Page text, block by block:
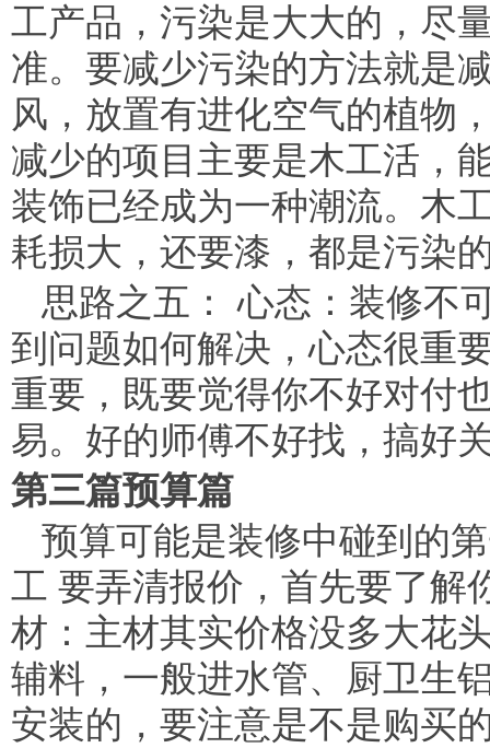
工产品，污染是大大的，尽
准。要减少污染的方法就是
风，放置有进化空气的植物
减少的项目主要是木工活，
装饰已经成为一种潮流。木
耗损大，还要漆，都是污染
思路之五： 心态：装修不
到问题如何解决，心态很重
重要，既要觉得你不好对付
易。好的师傅不好找，搞好
第三篇预算篇
预算可能是装修中碰到的
工 要弄清报价，首先要了解
材：主材其实价格没多大花
辅料，一般进水管、厨卫生
安装的，要注意是不是购买